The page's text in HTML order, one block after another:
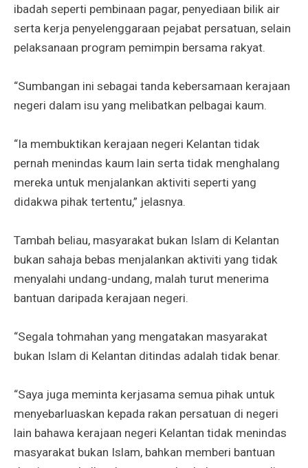
ibadah seperti pembinaan pagar, penyediaan bilik air
serta kerja penyelenggaraan pejabat persatuan, selain
pelaksanaan program pemimpin bersama rakyat.
“Sumbangan ini sebagai tanda kebersamaan kerajaan
negeri dalam isu yang melibatkan pelbagai kaum.
“Ia membuktikan kerajaan negeri Kelantan tidak
pernah menindas kaum lain serta tidak menghalang
mereka untuk menjalankan aktiviti seperti yang
didakwa pihak tertentu,” jelasnya.
Tambah beliau, masyarakat bukan Islam di Kelantan
bukan sahaja bebas menjalankan aktiviti yang tidak
menyalahi undang-undang, malah turut menerima
bantuan daripada kerajaan negeri.
“Segala tohmahan yang mengatakan masyarakat
bukan Islam di Kelantan ditindas adalah tidak benar.
“Saya juga meminta kerjasama semua pihak untuk
menyebarluaskan kepada rakan persatuan di negeri
lain bahawa kerajaan negeri Kelantan tidak menindas
masyarakat bukan Islam, bahkan memberi bantuan